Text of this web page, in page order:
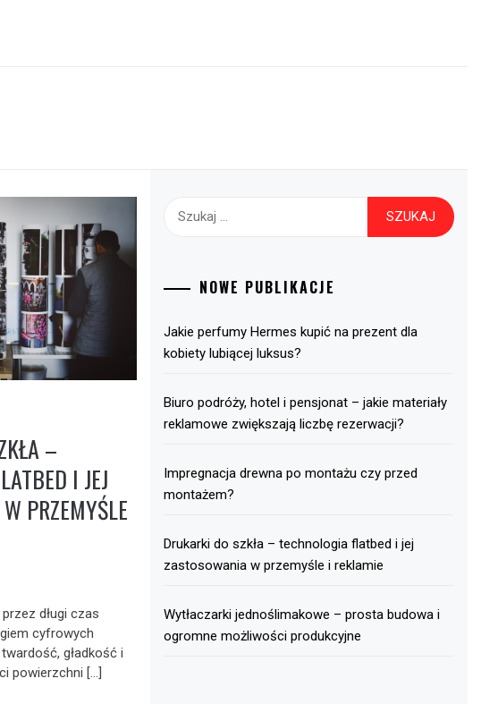
–
I JEJ
PRZEMYŚLE
długi czas
cyfrowych
gładkość i
powierzchni […]
Szukaj:
NOWE PUBLIKACJE
Jakie perfumy Hermes kupić na prezent dla
kobiety lubiącej luksus?
Biuro podróży, hotel i pensjonat – jakie materiały
reklamowe zwiększają liczbę rezerwacji?
Impregnacja drewna po montażu czy przed
montażem?
Drukarki do szkła – technologia flatbed i jej
zastosowania w przemyśle i reklamie
Wytłaczarki jednoślimakowe – prosta budowa i
ogromne możliwości produkcyjne